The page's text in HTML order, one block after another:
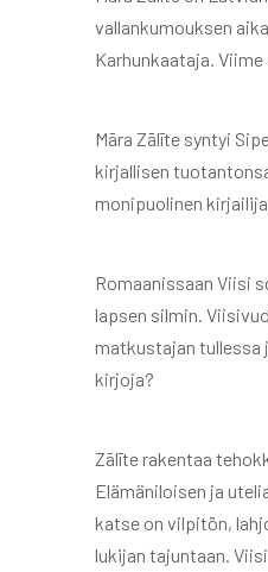
vallankumouksen
Karhunkaataja.
Māra Zālīte syntyi
kirjallisen
monipuolinen
Romaanissaan Viisi
lapsen silmin.
matkustajan tullessa
kirjoja?
Zālīte rakentaa
Elämäniloisen ja
katse on vilpitön,
lukijan tajuntaan.